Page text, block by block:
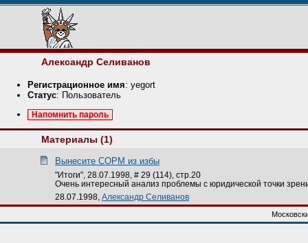
Александр Селиванов
Регистрационное имя: yegort
Статус: Пользователь
Напомнить пароль
Материалы (1)
Вынесите СОРМ из избы
"Итоги", 28.07.1998, # 29 (114), стр.20
Очень интересный анализ проблемы с юридической точки
28.07.1998, Александр Селиванов